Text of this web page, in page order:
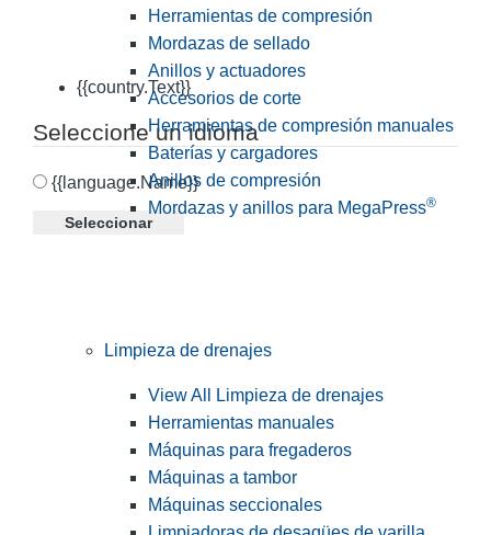
{{country.Text}}
Seleccione un idioma
{{language.Name}}
Seleccionar
Herramientas de compresión
Mordazas de sellado
Anillos y actuadores
Accesorios de corte
Herramientas de compresión manuales
Baterías y cargadores
Anillos de compresión
Mordazas y anillos para MegaPress®
Limpieza de drenajes
View All Limpieza de drenajes
Herramientas manuales
Máquinas para fregaderos
Máquinas a tambor
Máquinas seccionales